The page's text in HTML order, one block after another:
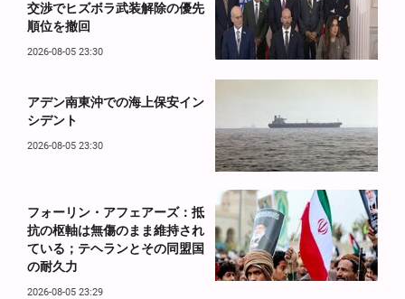
交渉でヒズボラ武装解除の優先
順位を撤回
2026-08-05 23:30
アデン南東沖での海上保安イン
シデント
2026-08-05 23:30
フォーリン・アフェアーズ：抵
抗の枢軸は無傷のまま維持され
ている；テヘランとその同盟国
の耐久力
2026-08-05 23:29